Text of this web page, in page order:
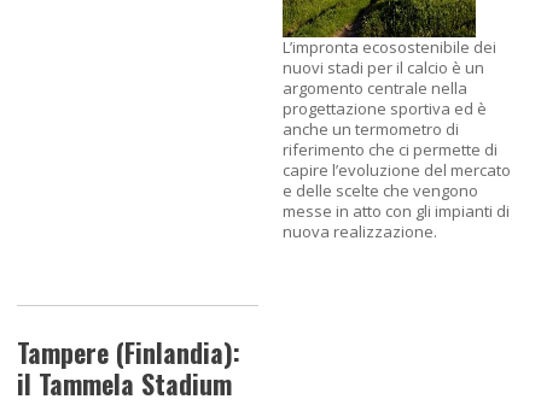
L’impronta ecosostenibile dei
nuovi stadi per il calcio è un
argomento centrale nella
progettazione sportiva ed è
anche un termometro di
riferimento che ci permette di
capire l’evoluzione del mercato
e delle scelte che vengono
messe in atto con gli impianti di
nuova realizzazione.
Tampere (Finlandia):
il Tammela Stadium